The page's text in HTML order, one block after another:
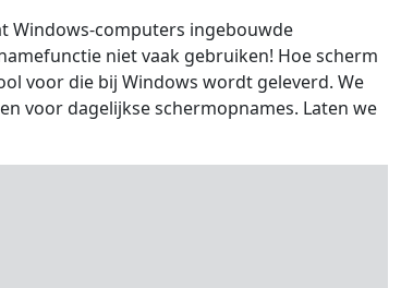
Windows-computers ingebouwde
niet vaak gebruiken! Hoe scherm
voor die bij Windows wordt geleverd. We
voor dagelijkse schermopnames. Laten we